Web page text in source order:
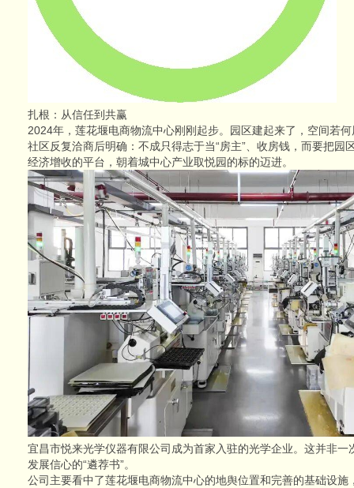
扎根：从信任到共赢
2024年，莲花堰电商物流中心刚刚起步。园区建起来了，空间若何
社区反复洽商后明确：不成只得志于当“房主”、收房钱，而要把园
经济增收的平台，朝着城中心产业取悦园的标的迈进。
宜昌市悦来光学仪器有限公司成为首家入驻的光学企业。这并非一
发展信心的“遴荐书”。
公司主要看中了莲花堰电商物流中心的地舆位置和完善的基础设施